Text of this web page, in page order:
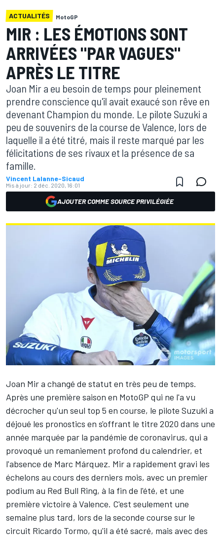
ACTUALITÉS MotoGP
MIR : LES ÉMOTIONS SONT
ARRIVÉES "PAR VAGUES"
APRÈS LE TITRE
Joan Mir a eu besoin de temps pour pleinement
prendre conscience qu'il avait exaucé son rêve en
devenant Champion du monde. Le pilote Suzuki a
peu de souvenirs de la course de Valence, lors de
laquelle il a été titré, mais il reste marqué par les
félicitations de ses rivaux et la présence de sa
famille.
Vincent Lalanne-Sicaud
Mis à jour: 2 déc. 2020, 16:01
AJOUTER COMME SOURCE PRIVILÉGIÉE
Joan Mira changé de statut en très peu de temps.
Après une première saison en MotoGP qui ne l'a vu
décrocher qu'un seul top 5 en course, le pilote Suzuki a
déjoué les pronostics en s'offrant le titre 2020 dans une
année marquée par la pandémie de coronavirus, qui a
provoqué un remaniement profond du calendrier, et
l'absence de Marc Márquez. Mir a rapidement gravi les
échelons au cours des derniers mois, avec un premier
podium au Red Bull Ring, à la fin de l'été, et une
première victoire à Valence. C'est seulement une
semaine plus tard, lors de la seconde course sur le
circuit Ricardo Tormo, qu'il a été sacré, mais avec des